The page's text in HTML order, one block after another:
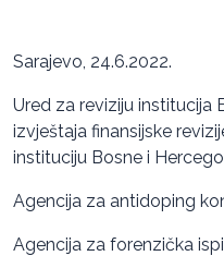
Sarajevo, 24.6.2022.
Ured za reviziju institucija
izvještaja finansijske
instituciju Bosne i
Agencija za antidoping
Agencija za forenzička